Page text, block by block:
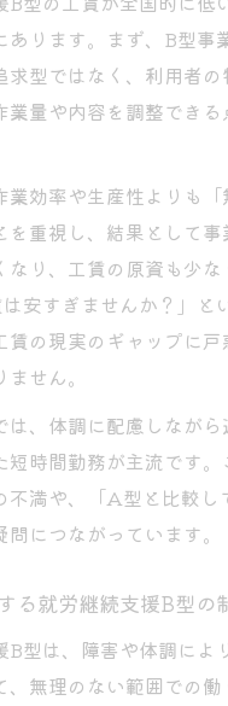
あります。まず、B型事
求型ではなく、利用者
業量や内容を調整でき
業効率や生産性よりも
を重視し、結果として
なり、工賃の原資も少
安すぎませんか？」と
賃の現実のギャップに
せん。
は、体調に配慮しなが
短時間勤務が主流です
不満や、「A型と比較し
につながっています。
る就労継続支援B型の
B型は、障害や体調によ
、無理のない範囲での